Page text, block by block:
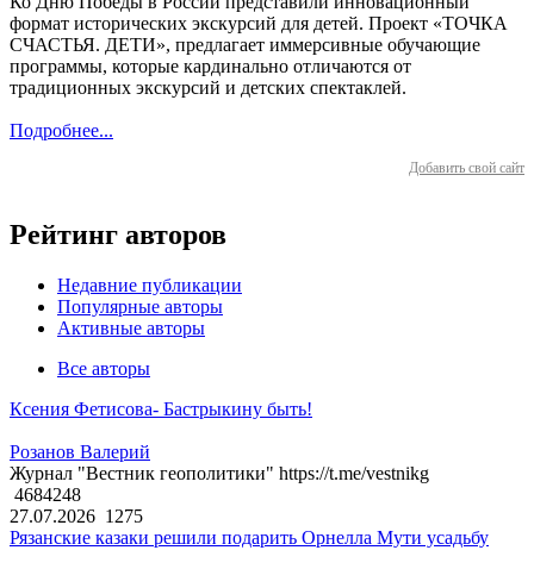
формат исторических экскурсий для детей. Проект «ТОЧКА
СЧАСТЬЯ. ДЕТИ», предлагает иммерсивные обучающие
программы, которые кардинально отличаются от
традиционных экскурсий и детских спектаклей.
Подробнее...
Добавить свой сайт
Рейтинг авторов
Недавние публикации
Популярные авторы
Активные авторы
Все авторы
Ксения Фетисова- Бастрыкину быть!
Розанов Валерий
Журнал "Вестник геополитики" https://t.me/vestnikg
4684248
27.07.2026 1275
Рязанские казаки решили подарить Орнелла Мути усадьбу